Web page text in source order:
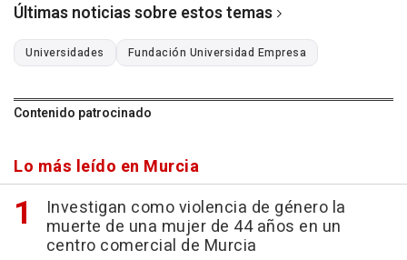
Últimas noticias sobre estos temas
Universidades Fundación Universidad Empresa
Contenido patrocinado
Lo más leído en Murcia
Investigan como violencia de género la
muerte de una mujer de 44 años en un
centro comercial de Murcia